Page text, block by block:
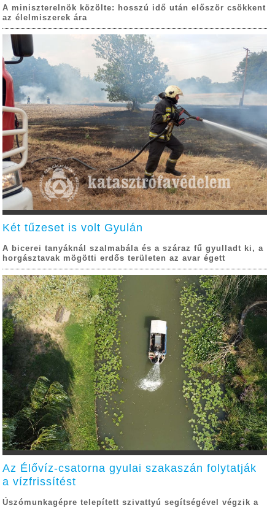
A miniszterelnök közölte: hosszú idő után először csökkent
az élelmiszerek ára
Két tűzeset is volt Gyulán
A bicerei tanyáknál szalmabála és a száraz fű gyulladt ki, a
horgásztavak mögötti erdős területen az avar égett
Az Élővíz-csatorna gyulai szakaszán folytatják
a vízfrissítést
Úszómunkagépre telepített szivattyú segítségével végzik a